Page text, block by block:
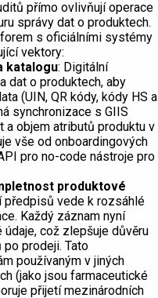
přímo ovlivňují operace
správy dat o produktech.
s oficiálními systémy
vektory:
katalogu: Digitální
dat o produktech, aby
(UIN, QR kódy, kódy HS a
synchronizace s GIIS
a objem atributů produktu v
vše od onboardingových
pro no-code nástroje pro
produktové
předpisů vede k rozsáhlé
Každý záznam nyní
údaje, což zlepšuje důvěru
prodeji. Tato
používaným v jiných
(jako jsou farmaceutické
přijetí mezinárodních